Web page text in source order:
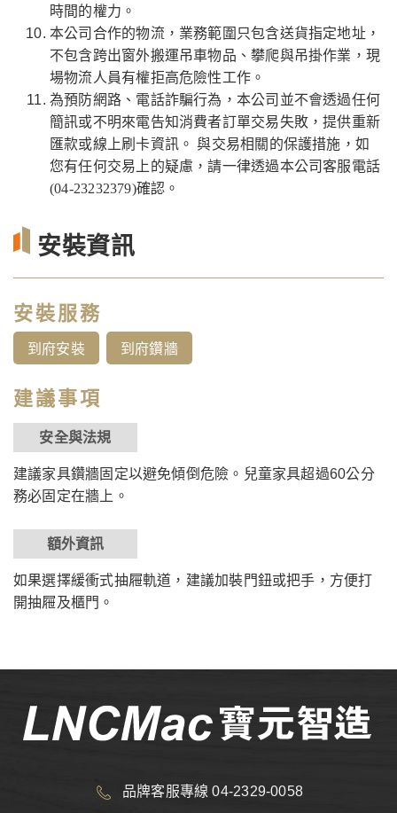
時間的權力。
本公司合作的物流，業務範圍只包含送貨指定地址，
不包含跨出窗外搬運吊車物品、攀爬與吊掛作業，現
場物流人員有權拒高危險性工作。
為預防網路、電話詐騙行為，本公司並不會透過任何
簡訊或不明來電告知消費者訂單交易失敗，提供重新
匯款或線上刷卡資訊。 與交易相關的保護措施，如
您有任何交易上的疑慮，請一律透過本公司客服電話
(04-23232379)確認。
安裝資訊
安裝服務
到府安裝 到府鑽牆
建議事項
安全與法規
建議家具鑽牆固定以避免傾倒危險。兒童家具超過60公分
務必固定在牆上。
額外資訊
如果選擇緩衝式抽屜軌道，建議加裝門鈕或把手，方便打
開抽屜及櫃門。
品牌客服專線 04-2329-0058